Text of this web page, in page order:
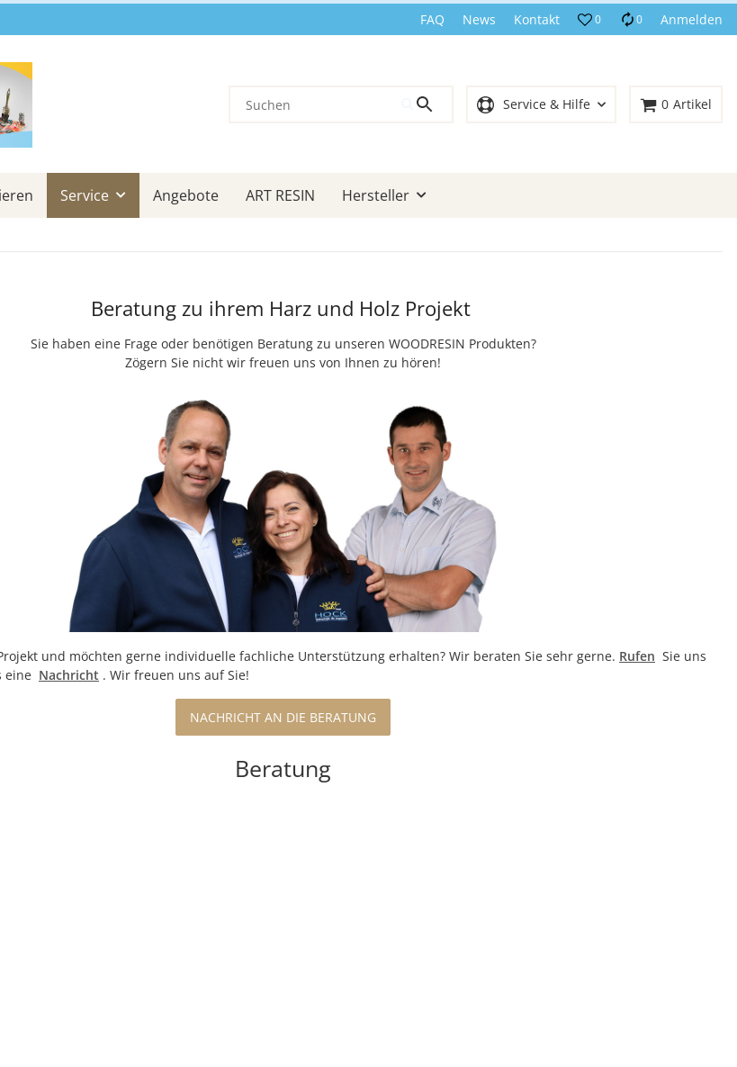
FAQ News Kontakt 0 0 Anmelden
Service & Hilfe 0 Artikel
Service Angebote ART RESIN Hersteller
Beratung zu ihrem Harz und Holz Projekt
Sie haben eine Frage oder benötigen Beratung zu unseren WOODRESIN Produkten?
Zögern Sie nicht wir freuen uns von Ihnen zu hören!
und möchten gerne individuelle fachliche Unterstützung erhalten? Wir beraten Sie sehr gerne. Rufen Sie uns
eine Nachricht . Wir freuen uns auf Sie!
NACHRICHT AN DIE BERATUNG
Beratung